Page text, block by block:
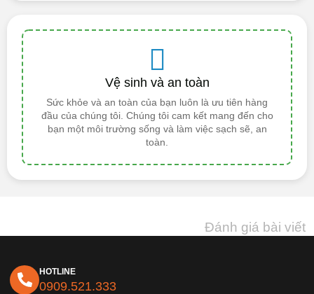
Vệ sinh và an toàn
Sức khỏe và an toàn của bạn luôn là ưu tiên hàng
đầu của chúng tôi. Chúng tôi cam kết mang đến cho
bạn một môi trường sống và làm việc sạch sẽ, an
toàn.
Đánh giá bài viết
HOTLINE
0909.521.333